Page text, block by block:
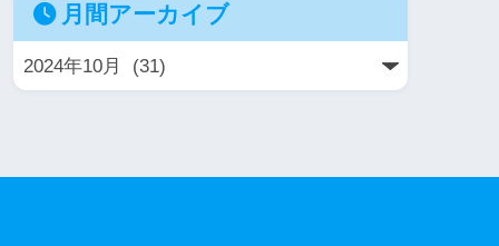
月間アーカイブ